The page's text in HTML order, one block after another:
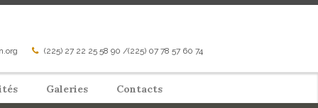
(225) 27 22 25 58 90 /(225) 07 78 57 60 74
Galeries Contacts